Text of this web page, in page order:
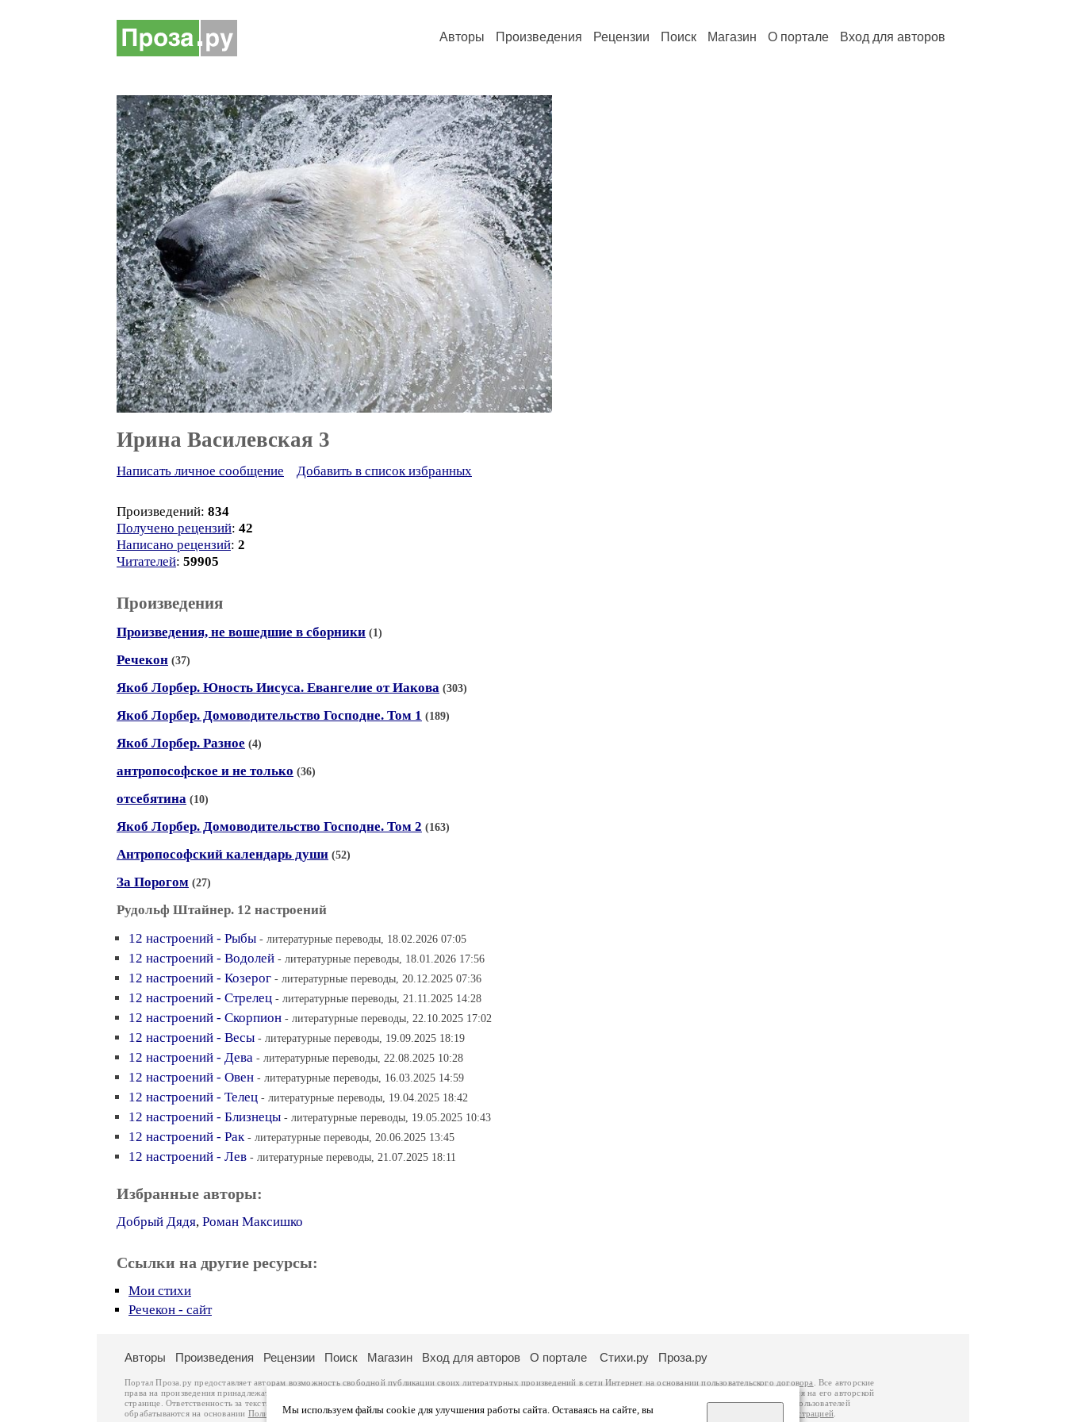
Авторы Произведения Рецензии Поиск Магазин О портале Вход для авторов
Ирина Василевская 3
Написать личное сообщение Добавить в список избранных
Произведений: 834
Получено рецензий: 42
Написано рецензий: 2
Читателей: 59905
Произведения
Произведения, не вошедшие в сборники (1)
Речекон (37)
Якоб Лорбер. Юность Иисуса. Евангелие от Иакова (303)
Якоб Лорбер. Домоводительство Господне. Том 1 (189)
Якоб Лорбер. Разное (4)
антропософское и не только (36)
отсебятина (10)
Якоб Лорбер. Домоводительство Господне. Том 2 (163)
Антропософский календарь души (52)
За Порогом (27)
Рудольф Штайнер. 12 настроений
12 настроений - Рыбы - литературные переводы, 18.02.2026 07:05
12 настроений - Водолей - литературные переводы, 18.01.2026 17:56
12 настроений - Козерог - литературные переводы, 20.12.2025 07:36
12 настроений - Стрелец - литературные переводы, 21.11.2025 14:28
12 настроений - Скорпион - литературные переводы, 22.10.2025 17:02
12 настроений - Весы - литературные переводы, 19.09.2025 18:19
12 настроений - Дева - литературные переводы, 22.08.2025 10:28
12 настроений - Овен - литературные переводы, 16.03.2025 14:59
12 настроений - Телец - литературные переводы, 19.04.2025 18:42
12 настроений - Близнецы - литературные переводы, 19.05.2025 10:43
12 настроений - Рак - литературные переводы, 20.06.2025 13:45
12 настроений - Лев - литературные переводы, 21.07.2025 18:11
Избранные авторы:
Добрый Дядя, Роман Максишко
Ссылки на другие ресурсы:
Мои стихи
Речекон - сайт
Мы используем файлы cookie для улучшения работы сайта. Оставаясь на сайте, вы
Авторы Произведения Рецензии Поиск Магазин Вход для авторов О портале Стихи.ру Проза.ру
Портал Проза.ру предоставляет авторам возможность свободной публикации своих литературных произведений в сети Интернет на основаниипользовательского договора
. Все авторские
права на произведения принадлежат авторам и охраняются
. Перепечатка произведений возможна только с согласия его автора, к которому вы можете обратиться на его авторской
странице. Ответственность за тексты произведений авторы несут самостоятельно на основании
законодательства Российской Федерации. Данные пользователей
обрабатываются на основании Политики обработки персональных данных. Вы также можете посмотреть более подробнуюинформацию о портале связаться с администрацией